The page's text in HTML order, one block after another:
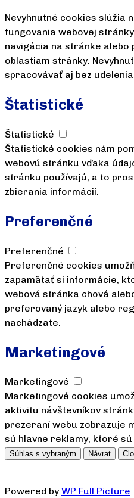
Nevyhnutné cookies slúžia
fungovania webovej
navigácia na stránke alebo
oblastiam stránky.
spracovávať aj bez
Štatistické
Štatistické
Štatistické cookies nám
webovú stránku vďaka
stránku používajú, a to
zbierania informácií.
Preferenčné
Preferenčné
Preferenčné cookies
zapamätať si informácie,
webová stránka chová
preferovaný jazyk alebo
nachádzate.
Marketingové
Marketingové
Marketingové cookies
aktivitu návštevníkov
prezeraní webu zobrazuje
sú hlavne reklamy, ktoré
Súhlas s vybraným Návrat
Powered byWP Full Picture